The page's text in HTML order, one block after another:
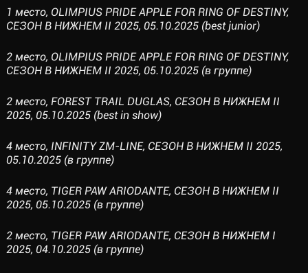
1 место, OLIMPIUS PRIDE APPLE FOR RING OF DESTINY,
СЕЗОН В НИЖНЕМ II 2025, 05.10.2025 (best junior)
2 место, OLIMPIUS PRIDE APPLE FOR RING OF DESTINY,
СЕЗОН В НИЖНЕМ II 2025, 05.10.2025 (в группе)
2 место, FOREST TRAIL DUGLAS, СЕЗОН В НИЖНЕМ II
2025, 05.10.2025 (best in show)
4 место, INFINITY ZM-LINE, СЕЗОН В НИЖНЕМ II 2025,
05.10.2025 (в группе)
4 место, TIGER PAW ARIODANTE, СЕЗОН В НИЖНЕМ II
2025, 05.10.2025 (в группе)
2 место, TIGER PAW ARIODANTE, СЕЗОН В НИЖНЕМ I
2025, 04.10.2025 (в группе)